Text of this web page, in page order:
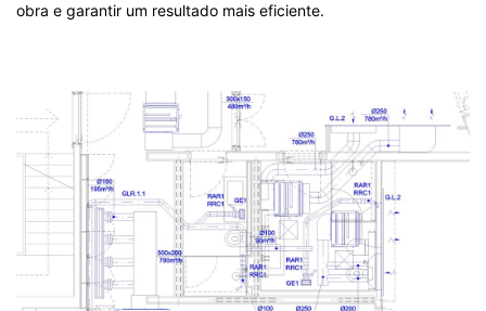
obra e garantir um resultado mais eficiente.